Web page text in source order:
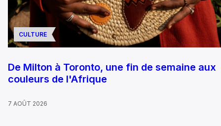
CULTURE
De Milton à Toronto, une fin de semaine aux
couleurs de l'Afrique
7 AOÛT 2026